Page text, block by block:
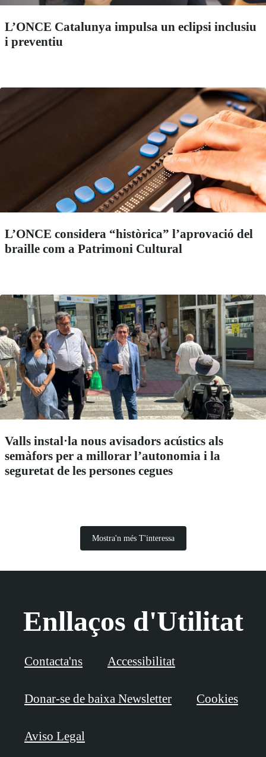
L’ONCE Catalunya impulsa un eclipsi inclusiu
i preventiu
L’ONCE considera “històrica” l’aprovació del
braille com a Patrimoni Cultural
Valls instal·la nous avisadors acústics als
semàfors per a millorar l’autonomia i la
seguretat de les persones cegues
Mostra'n més T'interessa
Enllaços d'Utilitat
Contacta'ns Accessibilitat
Donar-se de baixa Newsletter Cookies
Aviso Legal